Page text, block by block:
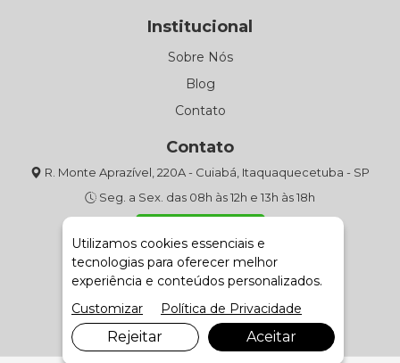
Institucional
Sobre Nós
Blog
Contato
Contato
R. Monte Aprazível, 220A - Cuiabá, Itaquaquecetuba - SP
Seg. a Sex. das 08h às 12h e 13h às 18h
Fale com Vendas
Utilizamos cookies essenciais e
tecnologias para oferecer melhor
experiência e conteúdos personalizados.
Customizar
Política de Privacidade
Rejeitar Aceitar